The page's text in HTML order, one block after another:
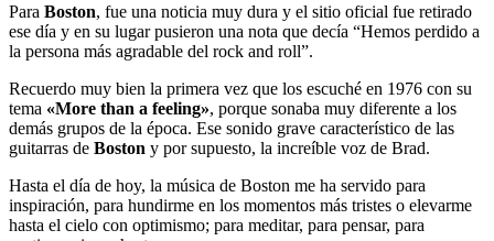
Para Boston, fue una noticia muy dura y el sitio oficial fue retirado
ese día y en su lugar pusieron una nota que decía “Hemos perdido a
la persona más agradable del rock and roll”.
Recuerdo muy bien la primera vez que los escuché en 1976 con su
tema «More than a feeling», porque sonaba muy diferente a los
demás grupos de la época. Ese sonido grave característico de las
guitarras de Boston y por supuesto, la increíble voz de Brad.
Hasta el día de hoy, la música de Boston me ha servido para
inspiración, para hundirme en los momentos más tristes o elevarme
hasta el cielo con optimismo; para meditar, para pensar, para